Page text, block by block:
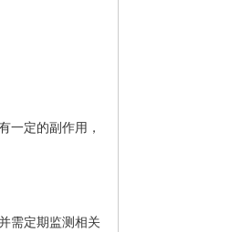
一定的副作用，
需定期监测相关